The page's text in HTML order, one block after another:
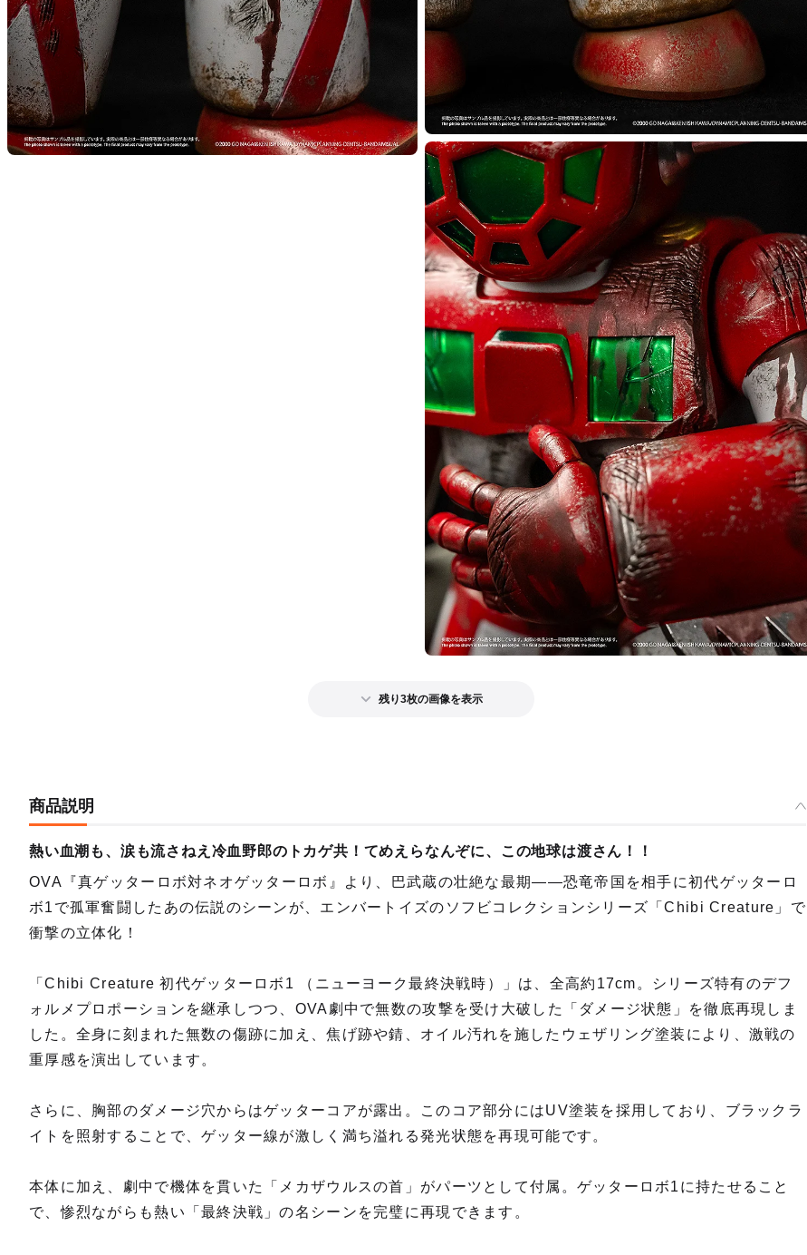
残り3枚の画像を表示
商品説明
熱い血潮も、涙も流さねえ冷血野郎のトカゲ共！てめえらなんぞに、この地球は渡さん！！
OVA『真ゲッターロボ対ネオゲッターロボ』より、巴武蔵の壮絶な最期――恐竜帝国を相手に初代ゲッターロ
ボ1で孤軍奮闘したあの伝説のシーンが、エンバートイズのソフビコレクションシリーズ「Chibi Creature」で
衝撃の立体化！
「Chibi Creature 初代ゲッターロボ1 （ニューヨーク最終決戦時）」は、全高約17cm。シリーズ特有のデフ
ォルメプロポーションを継承しつつ、OVA劇中で無数の攻撃を受け大破した「ダメージ状態」を徹底再現しま
した。全身に刻まれた無数の傷跡に加え、焦げ跡や錆、オイル汚れを施したウェザリング塗装により、激戦の
重厚感を演出しています。
さらに、胸部のダメージ穴からはゲッターコアが露出。このコア部分にはUV塗装を採用しており、ブラックラ
イトを照射することで、ゲッター線が激しく満ち溢れる発光状態を再現可能です。
本体に加え、劇中で機体を貫いた「メカザウルスの首」がパーツとして付属。ゲッターロボ1に持たせること
で、惨烈ながらも熱い「最終決戦」の名シーンを完璧に再現できます。